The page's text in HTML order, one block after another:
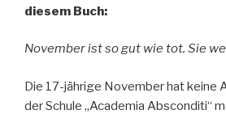
diesem Buch:
November ist so gut wie tot. Sie
Die 17-jährige November hat keine
der Schule „Academia Absconditi“